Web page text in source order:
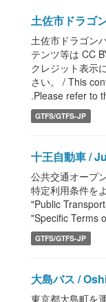
土佐市ドラゴ
土佐市ドラゴン
テンツ等は CC
クレジット表示
さい。 / This
.Please refer to
GTFS/GTFS-JP
十王自動車 /
公共交通オープ
特定利用条件を
"Public
"Specific Terms
GTFS/GTFS-JP
大島バス /
東京都大島町を